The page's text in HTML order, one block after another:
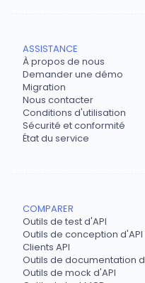
ASSISTANCE
À propos de nous
Demander une démo
Migration
Nous contacter
Conditions d'utilisation
Sécurité et conformité
État du service
COMPARER
Outils de test d'API
Outils de conception d'API
Clients API
Outils de documentation
Outils de mock d'API